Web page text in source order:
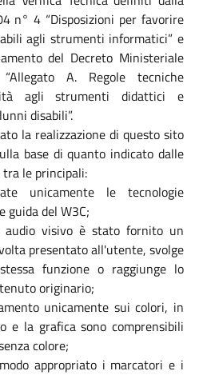
n° 4 “Disposizioni per favorire
agli strumenti informatici” e
del Decreto Ministeriale
A. Regole tecniche
agli strumenti didattici e
disabili”.
la realizzazione di questo sito
base di quanto indicato dalle
tra le principali:
unicamente le tecnologie
guida del W3C;
audio visivo è stato fornito un
presentato all'utente, svolge
funzione o raggiunge lo
originario;
unicamente sui colori, in
e la grafica sono comprensibili
colore;
appropriato i marcatori e i